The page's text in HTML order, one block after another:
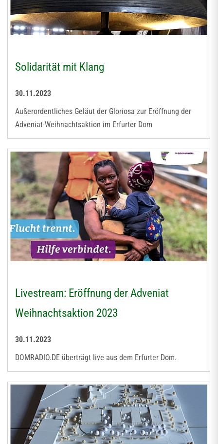
Solidarität mit Klang
30.11.2023
Außerordentliches Geläut der Gloriosa zur Eröffnung der
Adveniat-Weihnachtsaktion im Erfurter Dom
Livestream: Eröffnung der Adveniat
Weihnachtsaktion 2023
30.11.2023
DOMRADIO.DE überträgt live aus dem Erfurter Dom.